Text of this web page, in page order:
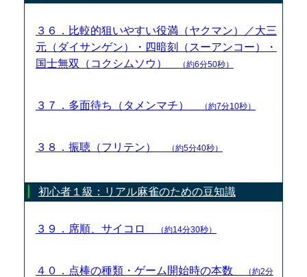
３６．比較的狙いやすい役満（ヤクマン）／大三
元（ダイサンゲン）・四暗刻（スーアンコー）・
国士無双（コクシムソウ）
（約6分50秒）
３７．多面待ち（タメンマチ） （約7分10秒）
３８．振聴（フリテン） （約5分40秒）
初心者１級：リアル麻雀のための豆知識
３９．席順、サイコロ （約14分30秒）
４０．点棒の種類・ゲーム開始時の本数
（約2分